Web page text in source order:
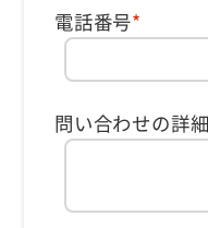
電話番号*
問い合わせの詳細